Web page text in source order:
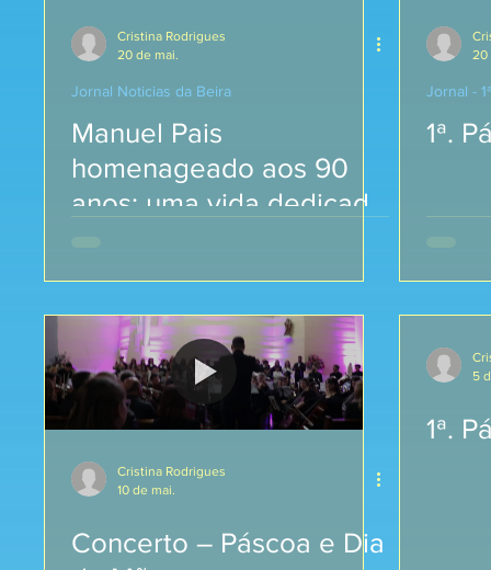
Cristina Rodrigues
20 de mai.
Jornal Noticias da Beira
Manuel Pais
homenageado aos 90
anos: uma vida dedicada
de Mangualde
20
Jornal -
1ª.
Cristina Rodrigues
10 de mai.
Concerto – Páscoa e Dia
5
1ª.